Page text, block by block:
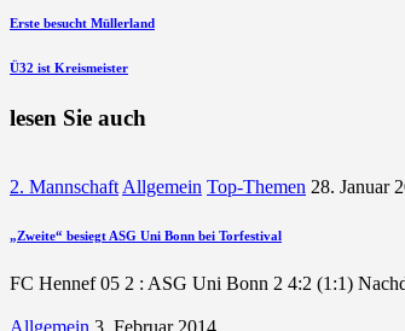
Beitragsnavigation
vorherigen
Erste besucht Müllerland
nächsten
Ü32 ist Kreismeister
lesen Sie auch
2. Mannschaft Allgemein Top-Themen 28. Januar
„Zweite“ besiegt ASG Uni Bonn bei Torfestival
FC Hennef 05 2 : ASG Uni Bonn 2 4:2 (1:1)
Allgemein 3. Februar 2014